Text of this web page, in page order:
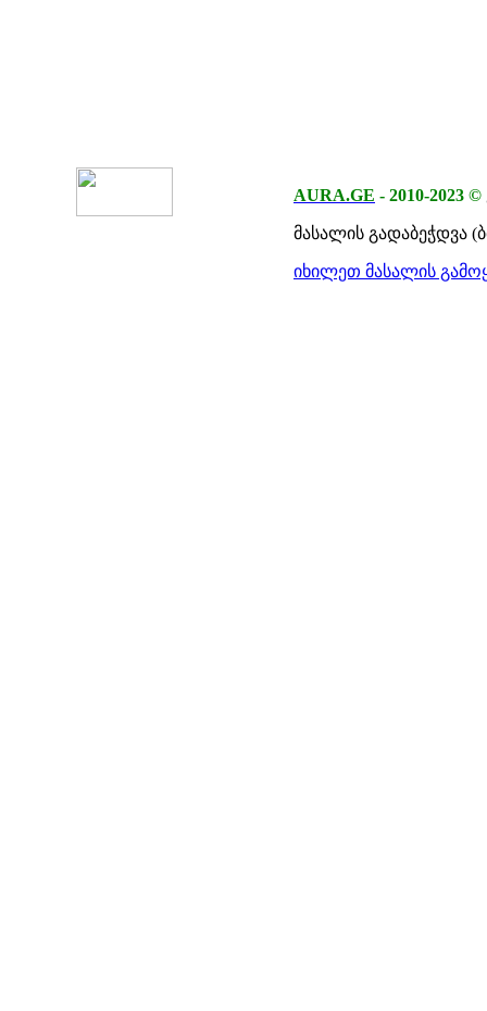
AURA.GE - 2010-2023 ©
მასალის გადაბეჭდვა
იხილეთ მასალის